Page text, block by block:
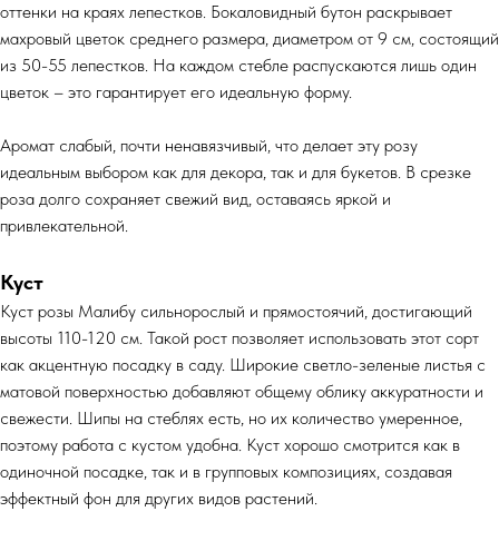
оттенки на краях лепестков. Бокаловидный бутон раскрывает
махровый цветок среднего размера, диаметром от 9 см, состоящий
из 50-55 лепестков. На каждом стебле распускаются лишь один
цветок – это гарантирует его идеальную форму.
Аромат слабый, почти ненавязчивый, что делает эту розу
идеальным выбором как для декора, так и для букетов. В срезке
роза долго сохраняет свежий вид, оставаясь яркой и
привлекательной.
Куст
Куст розы Малибу сильнорослый и прямостоячий, достигающий
высоты 110-120 см. Такой рост позволяет использовать этот сорт
как акцентную посадку в саду. Широкие светло-зеленые листья с
матовой поверхностью добавляют общему облику аккуратности и
свежести. Шипы на стеблях есть, но их количество умеренное,
поэтому работа с кустом удобна. Куст хорошо смотрится как в
одиночной посадке, так и в групповых композициях, создавая
эффектный фон для других видов растений.